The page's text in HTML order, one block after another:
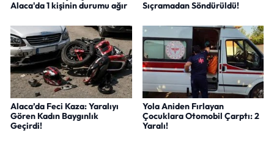
Alaca'da 1 kişinin durumu ağır
Sıçramadan Söndürüldü!
Alaca’da Feci Kaza: Yaralıyı
Gören Kadın Baygınlık
Geçirdi!
Yola Aniden Fırlayan
Çocuklara Otomobil Çarptı: 2
Yaralı!